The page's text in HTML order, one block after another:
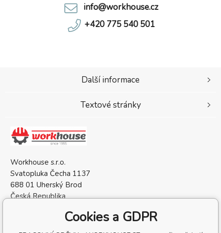
info@workhouse.cz
+420 775 540 501
Workhouse s.r.o.
Svatopluka Čecha 1137
688 01 Uherský Brod
Česká Republika
DIČ: CZ05568137
Další informace
Textové stránky
Cookies a GDPR